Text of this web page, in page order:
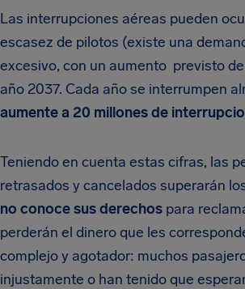
Las interrupciones aéreas pueden
escasez de pilotos (existe una
excesivo, con un aumento previsto
año 2037. Cada año se interrumpen
aumente a 20 millones de
Teniendo en cuenta estas cifras, las
retrasados y cancelados superarán
no conoce sus derechos para
perderán el dinero que les
complejo y agotador: muchos
injustamente o han tenido que